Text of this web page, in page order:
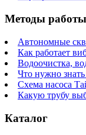
Методы работы
Автономные
Как работает
Водоочистка,
Что нужно
Схема насоса
Какую трубу
Каталог